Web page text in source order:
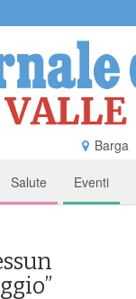
Barga
Salute Eventi